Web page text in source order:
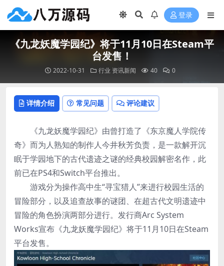
登录
《九龙妖魔学园纪》将于11月10日在Steam平
台发售！
2022-10-31 行业 资讯新闻 40 0
详情介绍 常见问题 评论建议
《九龙妖魔学园纪》由曾打造了《东京魔人学院传
奇》而为人熟知的制作人今井秋芳负责，是一款解开沉
眠于学园地下的古代遗迹之谜的经典校园解密名作，此
前已在PS4和Switch平台推出。
游戏分为操作高中生“寻宝猎人”来进行校园生活的
冒险部分，以及追查故事的谜团、在超古代文明遗迹中
冒险的角色扮演两部分进行。发行商Arc System
Works宣布《九龙妖魔学园纪》将于11月10日在Steam
平台发售。